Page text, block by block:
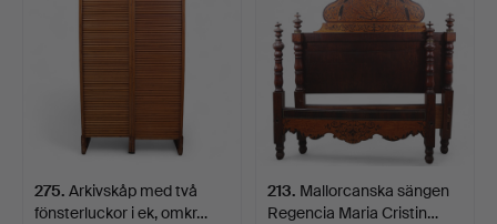
275. Arkivskåp med två
fönsterluckor i ek, omkr…
213. Mallorcanska sängen
Regencia Maria Cristin…